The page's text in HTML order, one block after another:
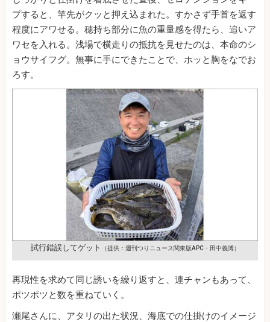
プすると、竿先がクッと押え込まれた。すかさず手首を返す
程度にアワせる。穂持ち部分に魚の重量感を得たら、追いア
ワセを入れる。浅場で横走りの抵抗を見せたのは、本命のシ
ョウサイフグ。無事に手にできたことで、ホッと胸をなでお
ろす。
試行錯誤してゲット （提供：週刊つりニュース関東版APC・田中義博）
再現性を求めて同じ誘いを繰り返すと、連チャンもあって、
ポツポツと数を重ねていく。
瀬尾さんに、アタリの出た状況、海底での仕掛けのイメージ